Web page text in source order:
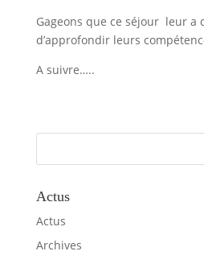
Gageons que ce séjour leur a
d’approfondir leurs
A suivre…..
Actus
Actus
Archives